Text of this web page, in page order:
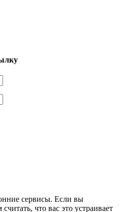
сервисы. Если вы
что вас это устраивает